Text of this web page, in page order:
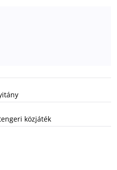
közjáték